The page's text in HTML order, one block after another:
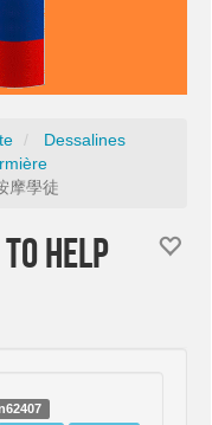
Dessalines
摩學徒
help